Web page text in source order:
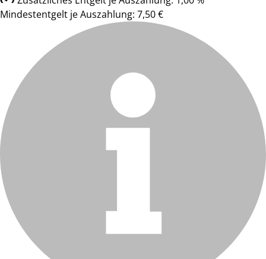
Mindestentgelt je Auszahlung: 7,50 €